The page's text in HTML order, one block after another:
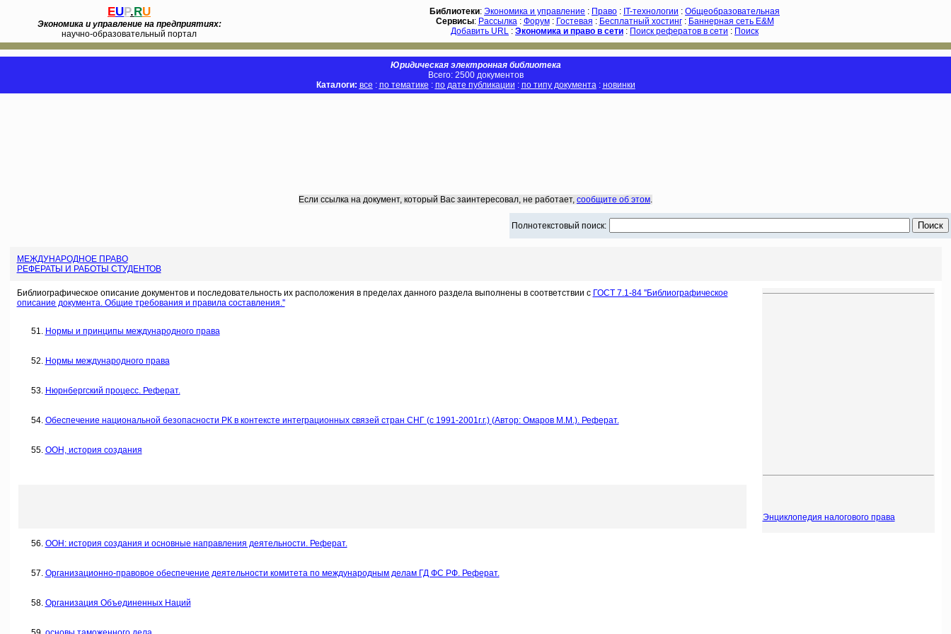
EUP.RU
Экономика и управление на предприятиях:
научно-образовательный портал
Библиотеки: Экономика и управление : Право : IT-технологии : Общеобразовательная
Сервисы: Рассылка: Форум: Гостевая : Бесплатный хостинг: Баннерная сеть E&M
Добавить URL : Экономика и право в сети : Поиск рефератов в сети : Поиск
Юридическая электронная библиотека
Всего: 2500 документов
Каталоги: все : по тематике : по дате публикации : по типу документа: новинки
Если ссылка на документ, который Вас заинтересовал, не работает, сообщите об этом.
Полнотекстовый поиск:
МЕЖДУНАРОДНОЕ ПРАВО
РЕФЕРАТЫ И РАБОТЫ СТУДЕНТОВ
Библиографическое описание документов и последовательность их расположения в пределах данного раздела выполнены в соответствии с ГОСТ 7.1-84 ''Библиографическое
описание документа. Общие требования и правила составления.''
Нормы и принципы международного права
Нормы международного права
Нюрнбергский процесс. Реферат.
Обеспечение национальной безопасности РК в контексте интеграционных связей стран СНГ (с 1991-2001г.г.) (Автор: Омаров М.М.). Реферат.
ООН, история создания
ООН: история создания и основные направления деятельности. Реферат.
Организационно-правовое обеспечение деятельности комитета по международным делам ГД ФС РФ. Реферат.
Организация Объединенных Наций
Энциклопедия налогового права